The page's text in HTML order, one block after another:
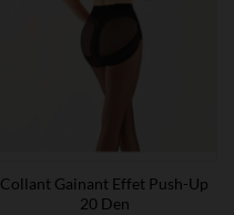
Collant Gainant Effet Push-Up
20 Den